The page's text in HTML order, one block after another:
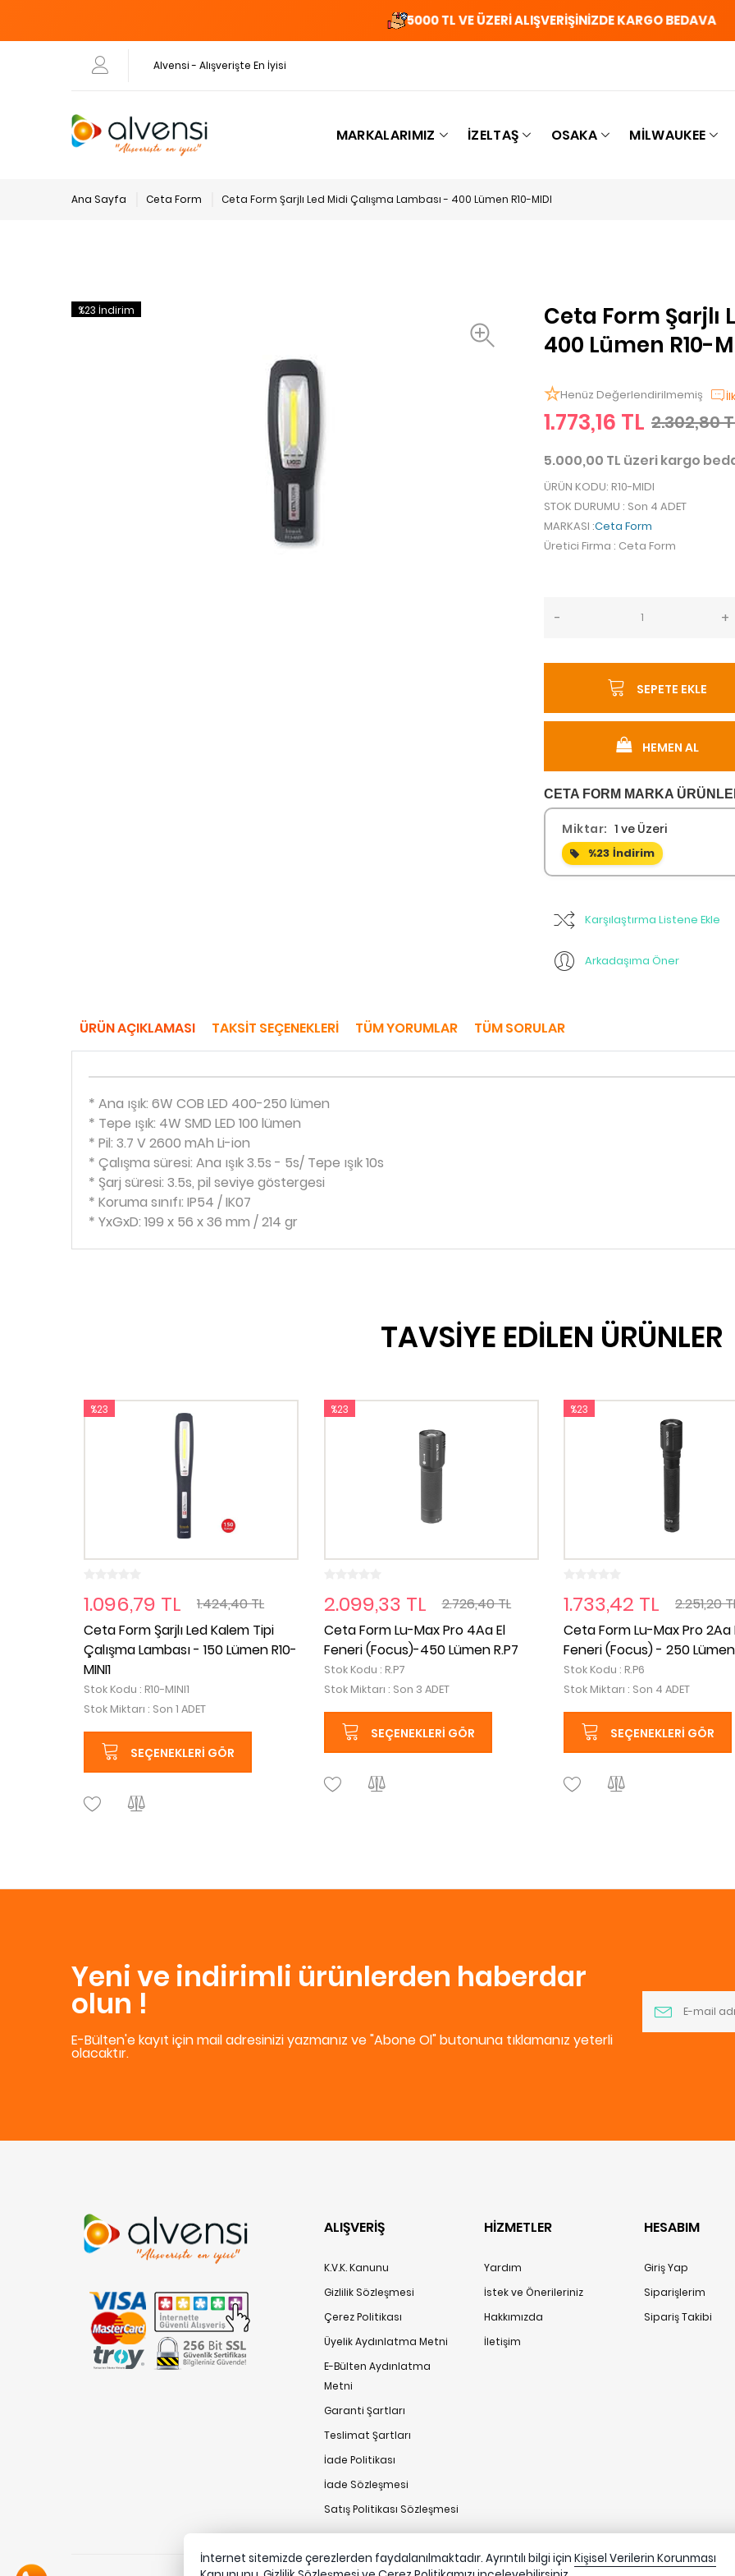
5000 TL VE ÜZERİ ALIŞVERİŞİNİZDE KARGO BEDAVA
Alvensi - Alışverişte En İyisi
MARKALARIMIZ İZELTAŞ OSAKA MILWAUKEE
Ana Sayfa Ceta Form Ceta Form Şarjlı Led Midi Çalışma Lambası - 400 Lümen R10-MIDI
Ceta Form Şarjlı
400 Lümen R10-
Henüz Değerlendirilmemiş
1.773,16 TL 2.302,80
5.000,00 TL üzeri kargo
ÜRÜN KODU: R10-MIDI
STOK DURUMU : Son 4 ADET
MARKASI :Ceta Form
Üretici Firma : Ceta Form
- +
SEPETE EKLE
HEMEN AL
CETA FORM MARKA
Miktar: 1 ve Üzeri
%23 İndirim
Karşılaştırma Listene Ekle
Arkadaşıma Öner
%23 İndirim
ÜRÜN AÇIKLAMASI TAKSIT SEÇENEKLERI TÜM YORUMLAR TÜM SORULAR
* Ana ışık: 6W COB LED 400-250 lümen
* Tepe ışık: 4W SMD LED 100 lümen
* Pil: 3.7 V 2600 mAh Li-ion
* Çalışma süresi: Ana ışık 3.5s - 5s/ Tepe ışık 10s
* Şarj süresi: 3.5s, pil seviye göstergesi
* Koruma sınıfı: IP54 / IK07
* YxGxD: 199 x 56 x 36 mm / 214 gr
TAVSİYE EDİLEN ÜRÜNLER
%23
1.096,79 TL
1.424,40 TL
Ceta Form Şarjlı Led Kalem Tipi
Çalışma Lambası - 150 Lümen R10-
MINI1
Stok Kodu : R10-MINI1
Stok Miktarı : Son 1 ADET
SEÇENEKLERI GÖR
%23
2.099,33 TL
2.726,40 TL
Ceta Form Lu-Max Pro 4Aa El
Feneri (Focus)-450 Lümen R.P7
Stok Kodu : R.P7
Stok Miktarı : Son 3 ADET
SEÇENEKLERI GÖR
%23
1.733,42 TL
2.251,20
Ceta Form Lu-Max Pro 2Aa
Feneri (Focus) - 250 Lümen
Stok Kodu : R.P6
Stok Miktarı : Son 4 ADET
SEÇENEKLERI GÖR
Yeni ve indirimli ürünlerden haberdar
olun !
E-Bülten'e kayıt için mail adresinizi yazmanız ve "Abone Ol" butonuna tıklamanız yeterli
olacaktır.
ALIŞVERİŞ
K.V.K. Kanunu
Gizlilik Sözleşmesi
Çerez Politikası
Üyelik Aydınlatma Metni
E-Bülten Aydınlatma
Metni
Garanti Şartları
Teslimat Şartları
İade Politikası
İade Sözleşmesi
Satış Politikası Sözleşmesi
HİZMETLER
Yardım
İstek ve Önerileriniz
Hakkımızda
İletişim
HESABIM
Giriş Yap
Siparişlerim
Sipariş Takibi
İnternet sitemizde çerezlerden faydalanılmaktadır. Ayrıntılı bilgi için Kişisel Verilerin Korunması